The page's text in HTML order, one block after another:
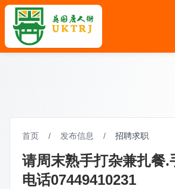
首页 / 发布信息 / 招聘求职
请周末熟手打杂兼扎餐.
电话07449410231